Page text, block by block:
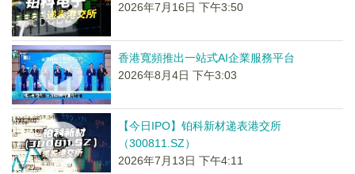
2026年7月16日 下午3:50
香港寬頻推出一站式AI企業服務平台
2026年8月4日 下午3:03
【今日IPO】铂科新材递表港交所
（300811.SZ）
2026年7月13日 下午4:11